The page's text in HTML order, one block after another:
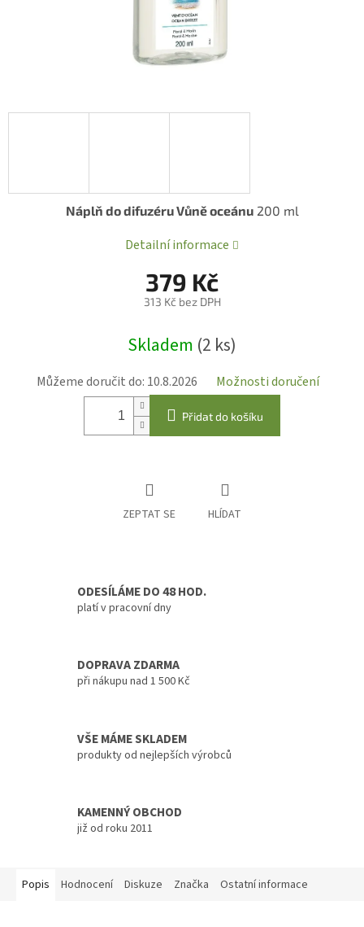
379 Kč
313 Kč bez DPH
cena:
Skladem (2 ks)
Můžeme doručit do: 10.8.2026 Možnosti doručení
Přidat do košíku
Náplň do difuzéru Vůně oceánu200 ml
Detailní informace
ZEPTAT SE HLÍDAT
ODESÍLÁME DO 48 HOD.
platí v pracovní dny
DOPRAVA ZDARMA
při nákupu nad 1 500 Kč
VŠE MÁME SKLADEM
produkty od nejlepších výrobců
KAMENNÝ OBCHOD
již od roku 2011
Popis Hodnocení Diskuze Značka Ostatní informace